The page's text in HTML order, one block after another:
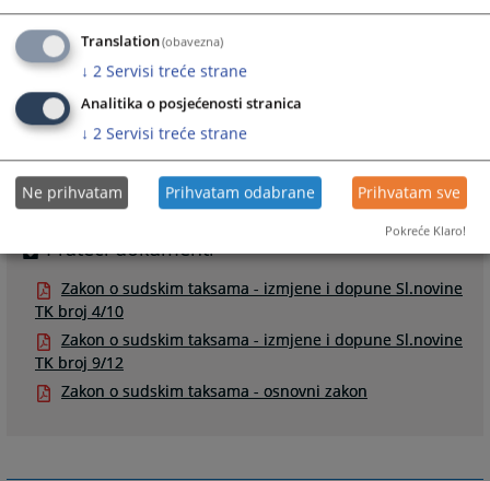
Linkovi
Prateći dokumenti
Zakon o sudskim taksama - izmjene i dopune Sl.novine
TK broj 4/10
Zakon o sudskim taksama - izmjene i dopune Sl.novine
TK broj 9/12
Zakon o sudskim taksama - osnovni zakon
Translation(obavezna)
↓ 2 Servisi treće strane
Analitika o posjećenosti stranica
↓ 2 Servisi treće strane
Ne prihvatam Prihvatam odabrane Prihvatam sve
Pokreće Klaro!